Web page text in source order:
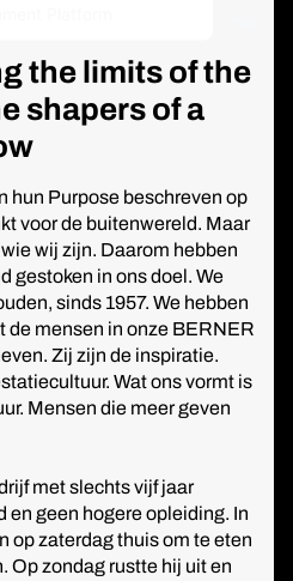
the limits of the
shapers of a
hun Purpose beschreven op
voor de buitenwereld. Maar
wij zijn. Daarom hebben
gestoken in ons doel. We
sinds 1957. We hebben
de mensen in onze BERNER
Zij zijn de inspiratie.
Wat ons vormt is
Mensen die meer geven
met slechts vijf jaar
en geen hogere opleiding. In
op zaterdag thuis om te eten
Op zondag rustte hij uit en